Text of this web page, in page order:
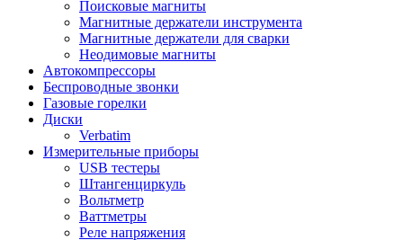
Поисковые магниты
Магнитные держатели инструмента
Магнитные держатели для сварки
Неодимовые магниты
Автокомпрессоры
Беспроводные звонки
Газовые горелки
Диски
Verbatim
Измерительные приборы
USB тестеры
Штангенциркуль
Вольтметр
Ваттметры
Реле напряжения